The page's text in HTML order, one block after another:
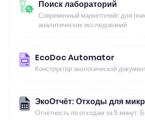
Поиск лабораторий
Современный маркетплейс для
аналитических исследований
EcoDoc Automator
Конструктор экологической
ЭкоОтчёт: Отходы для
Отчётность по отходам за 5 минут.